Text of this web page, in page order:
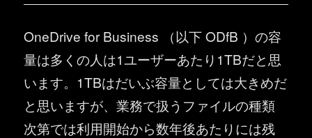
OneDrive for Business （以下 ODfB ）の容
量は多くの人は1ユーザーあたり1TBだと思
います。1TBはだいぶ容量としては大きめだ
と思いますが、業務で扱うファイルの種類
次第では利用開始から数年後あたりには残